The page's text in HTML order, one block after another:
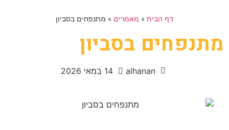
דף הבית » מאמרים » מתנפחים בסביון
מתנפחים בסביון
alhanan 14 במאי 2026